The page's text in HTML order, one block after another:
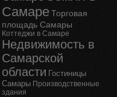
СамареТорговая
площадь Самары
Коттеджи в Самаре
Недвижимость в
Самарской
области Гостиницы
Самары Производственные
здания